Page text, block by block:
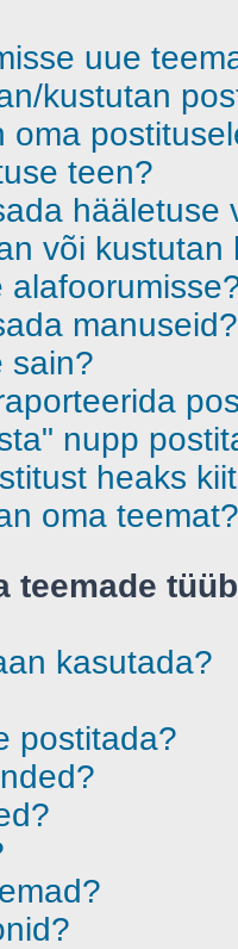
uue
kustutan
oma
teen?
hääletuse
või kustutan
manuseid?
sain?
nupp
heaks
oma teemat?
teemade
kasutada?
postitada?